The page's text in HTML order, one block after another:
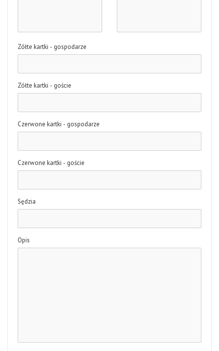
Zółte kartki - gospodarze
Zółte kartki - goście
Czerwone kartki - gospodarze
Czerwone kartki - goście
Sędzia
Opis